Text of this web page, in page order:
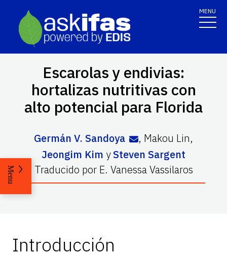
MENU
Escarolas y endivias:
hortalizas nutritivas con
alto potencial para Florida
Germán V. Sandoya , Makou Lin,
Jeongim Kim ySteven Sargent
Traducido por E. Vanessa Vassilaros
Menu
Introducción